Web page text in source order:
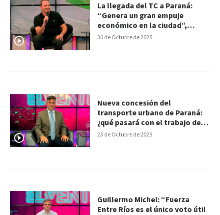
30 de Octubre de 2025
La llegada del TC a Paraná:
“Genera un gran empuje
económico en la ciudad”,
afirmó Omar Martínez
23 de Octubre de 2025
Nueva concesión del
transporte urbano de Paraná:
¿qué pasará con el trabajo de
los choferes?
Guillermo Michel: “Fuerza
Entre Ríos es el único voto útil